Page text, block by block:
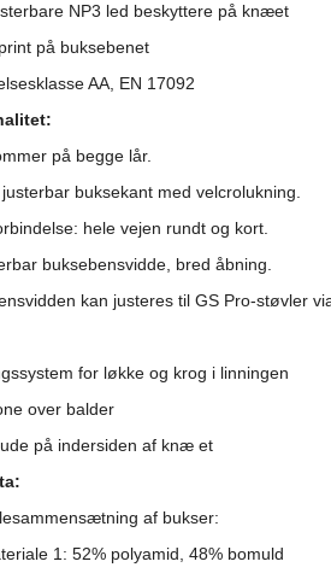
NP3 led beskyttere på knæet
på buksebenet
AA, EN 17092
på begge lår.
buksekant med velcrolukning.
hele vejen rundt og kort.
buksebensvidde, bred åbning.
kan justeres til GS Pro-støvler
for løkke og krog i linningen
over balder
på indersiden af ​knæ et
af bukser:
1: 52% polyamid, 48% bomuld